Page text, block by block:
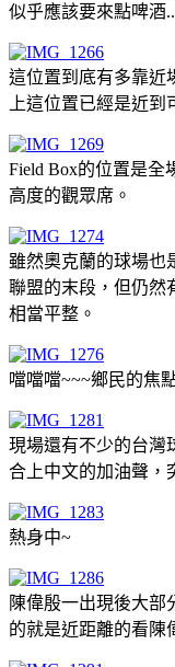
似乎應該要來點啤酒
這位置到底有多靠近
上這位置已經是近
Field Box的位置是全
高度的觀眾席。
雖然奧克蘭的球場也
聯盟的末段，但仍然
相當平整。
噹噹噹~~~鄉民的焦
現場還有不少的台灣
合上中文的加油聲，
熱身中~
陳偉殷一出現後大部
的就是近距離的看陳